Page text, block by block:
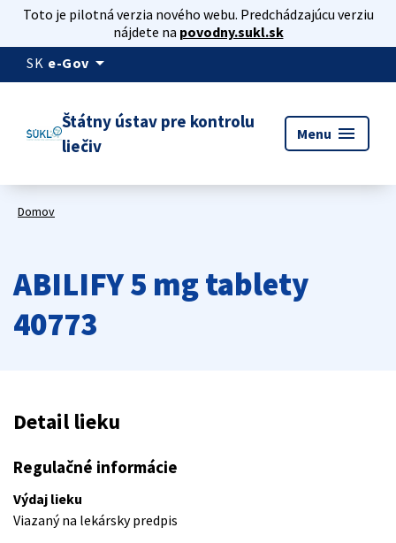
Toto je pilotná verzia nového webu. Predchádzajúcu verziu
nájdete na povodny.sukl.sk
SK e-Gov arrow_drop_down
Štátny ústav pre kontrolu
liečiv
Menu menu
Domov
ABILIFY 5 mg tablety
40773
Detail lieku
Regulačné informácie
Výdaj lieku
Viazaný na lekársky predpis